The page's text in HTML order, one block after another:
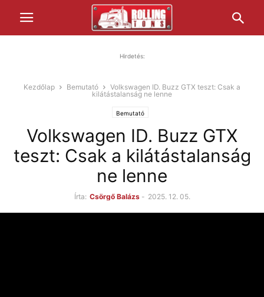
Hirdetés:
Kezdőlap Bemutató
Volkswagen ID. Buzz GTX teszt: Csak a
kilátástalanság ne lenne
Bemutató
Volkswagen ID. Buzz GTX
teszt: Csak a kilátástalanság
ne lenne
Írta: Csörgő Balázs - 2025. 12. 05.